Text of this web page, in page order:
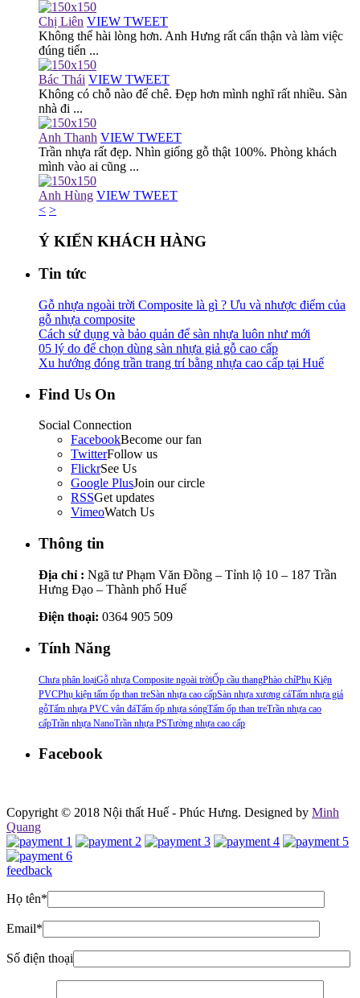
Chị Liên VIEW TWEET
Không thể hài lòng hơn. Anh Hưng rất cẩn thận và làm việc
đúng tiến ...
Bác Thái VIEW TWEET
Không có chỗ nào để chê. Đẹp hơn mình nghĩ rất nhiều. Sàn
nhà đi ...
Anh Thanh VIEW TWEET
Trần nhựa rất đẹp. Nhìn giống gỗ thật 100%. Phòng khách
mình vào ai cũng ...
Anh Hùng VIEW TWEET
< >
Ý KIẾN KHÁCH HÀNG
Tin tức
Gỗ nhựa ngoài trời Composite là gì ? Ưu và nhược điểm của
gỗ nhựa composite
Cách sử dụng và bảo quản để sàn nhựa luôn như mới
05 lý do để chọn dùng sàn nhựa giả gỗ cao cấp
Xu hướng đóng trần trang trí bằng nhựa cao cấp tại Huế
Find Us On
Social Connection
FacebookBecome our fan
TwitterFollow us
FlickrSee Us
Google PlusJoin our circle
RSSGet updates
VimeoWatch Us
Thông tin
Địa chỉ : Ngã tư Phạm Văn Đồng – Tỉnh lộ 10 – 187 Trần
Hưng Đạo – Thành phố Huế
Điện thoại: 0364 905 509
Tính Năng
Chưa phân loạiGỗ nhựa Composite ngoài trờiỐp cầu thangPhào chỉPhụ Kiện
PVCPhụ kiện tấm ốp than treSàn nhựa cao cấpSàn nhựa xương cáTấm nhựa giả
gỗTấm nhựa PVC vân đáTấm ốp nhựa sóngTấm ốp than treTrần nhựa cao
cấpTrần nhựa NanoTrần nhựa PSTường nhựa cao cấp
Facebook
Copyright © 2018 Nội thất Huế - Phúc Hưng. Designed by Minh
Quang
feedback
Họ tên*
Email*
Số điện thoại